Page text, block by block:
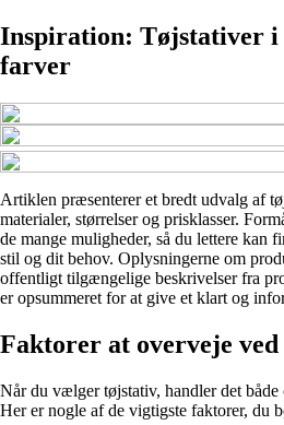
Inspiration: Tøjstativer i
farver
Artiklen præsenterer et bredt udvalg af
materialer, størrelser og prisklasser.
de mange muligheder, så du lettere kan
stil og dit behov. Oplysningerne om
offentligt tilgængelige beskrivelser fra
er opsummeret for at give et klart og
Faktorer at overveje
Når du vælger tøjstativ, handler det
Her er nogle af de vigtigste faktorer, du